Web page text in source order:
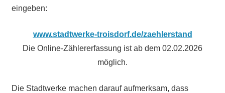
eingeben:
www.stadtwerke-troisdorf.de/zaehlerstand
Die Online-Zählererfassung ist ab dem 02.02.2026
möglich.
Die Stadtwerke machen darauf aufmerksam, dass